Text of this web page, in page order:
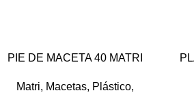
ARENA BARRO
BLANCO
PIE DE MACETA 40 MATRI
Matri, Macetas, Plástico,